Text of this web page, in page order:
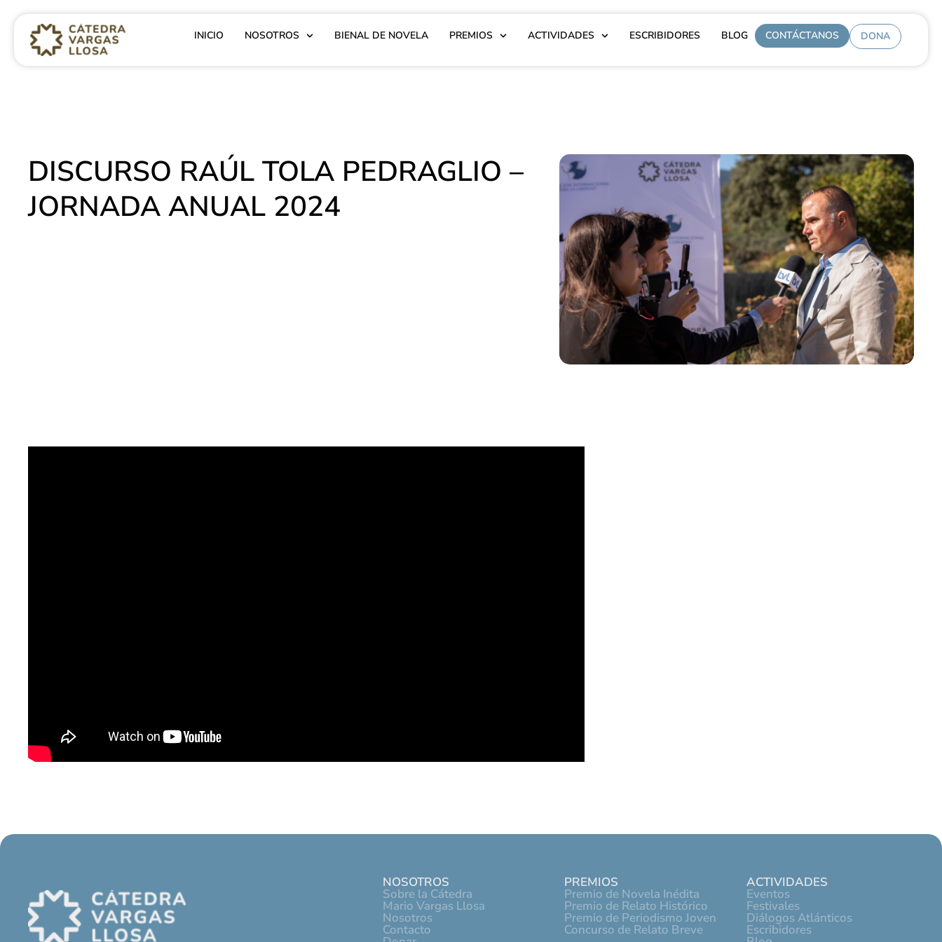
INICIO NOSOTROS BIENAL DE NOVELA PREMIOS ACTIVIDADES ESCRIBIDORES BLOG CONTÁCTANOS DONA
DISCURSO RAÚL TOLA PEDRAGLIO –
JORNADA ANUAL 2024
NOSOTROS
Sobre la Cátedra
Mario Vargas Llosa
Nosotros
Contacto
PREMIOS
Premio de Novela Inédita
Premio de Relato Histórico
Premio de Periodismo Joven
Concurso de Relato Breve
ACTIVIDADES
Eventos
Festivales
Diálogos Atlánticos
Escribidores